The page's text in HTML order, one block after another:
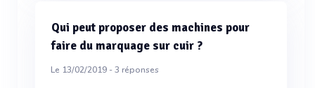
Qui peut proposer des machines pour
faire du marquage sur cuir ?
Le 13/02/2019 -3 réponses